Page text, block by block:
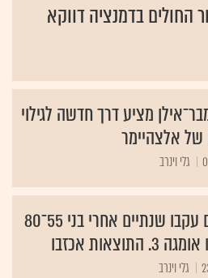
החולים בדמנציה דווקא
מציע דרך חדשה לגילוי
של אלצהיימר
גלי וינרב
חוקרים עקבו שנתיים אחרי בני 55־80
אכזבו
גלי וינרב